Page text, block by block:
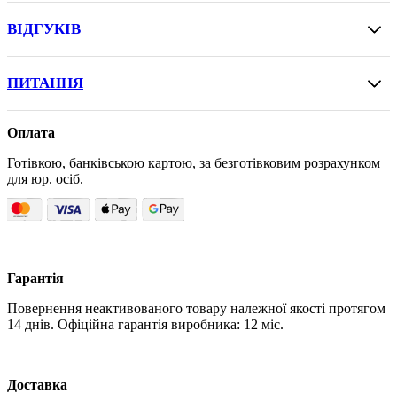
ВІДГУКІВ
ПИТАННЯ
Оплата
Готівкою, банківською картою, за безготівковим розрахунком
для юр. осіб.
Гарантія
Повернення неактивованого товару належної якості протягом
14 днів. Офіційна гарантія виробника: 12 міс.
Доставка